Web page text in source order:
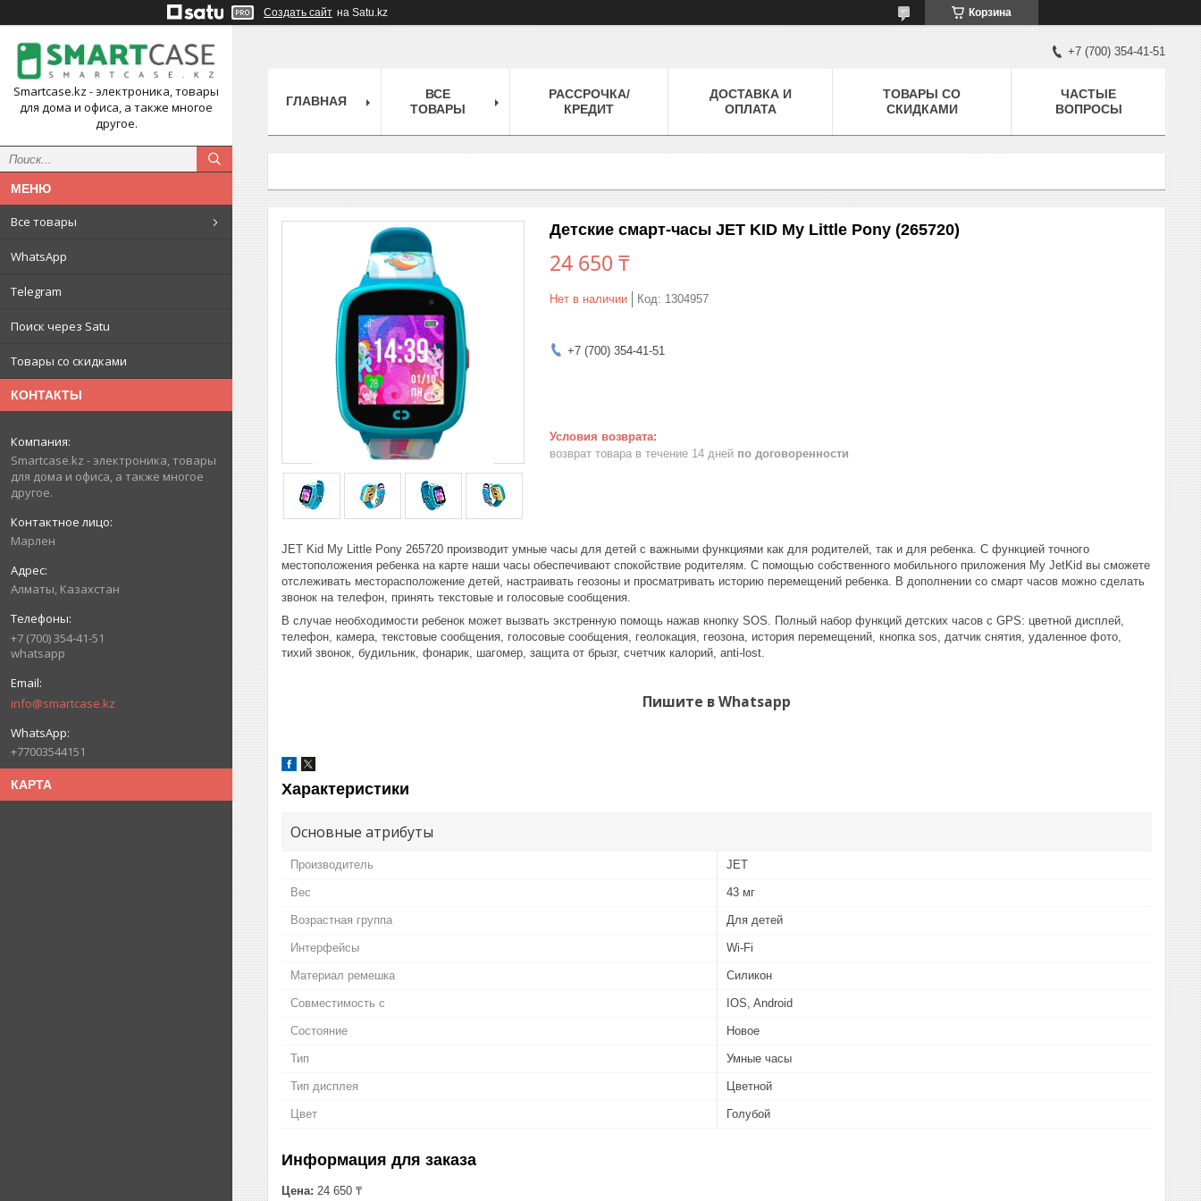
Создать сайт на Satu.kz Корзина
Smartcase.kz - электроника, товары
для дома и офиса, а также многое
другое.
Все товары
WhatsApp
Telegram
Поиск через Satu
Товары со скидками
КОНТАКТЫ
Smartcase.kz - электроника, товары
для дома и офиса, а также многое
другое.
Марлен
Алматы, Казахстан
+7 (700) 354-41-51
whatsapp
info@smartcase.kz
+77003544151
КАРТА
+7 (700) 354-41-51
ГЛАВНАЯ
ВСЕ
ТОВАРЫ
РАССРОЧКА/
КРЕДИТ
ДОСТАВКА И
ОПЛАТА
ТОВАРЫ СО
СКИДКАМИ
ЧАСТЫЕ
ВОПРОСЫ
Детские смарт-часы JET KID My Little Pony (265720)
24 650 ₸
Нет в наличии Код: 1304957
+7 (700) 354-41-51
возврат товара в течение 14 дней по договоренности
JET Kid My Little Pony 265720 производит умные часы для детей с важными функциями как для родителей, так и для ребенка. С функцией точного
местоположения ребенка на карте наши часы обеспечивают спокойствие родителям. С помощью собственного мобильного приложения My JetKid вы сможете
отслеживать месторасположение детей, настраивать геозоны и просматривать историю перемещений ребенка. В дополнении со смарт часов можно сделать
звонок на телефон, принять текстовые и голосовые сообщения.
В случае необходимости ребенок может вызвать экстренную помощь нажав кнопку SOS. Полный набор функций детских часов с GPS: цветной дисплей,
телефон, камера, текстовые сообщения, голосовые сообщения, геолокация, геозона, история перемещений, кнопка sos, датчик снятия, удаленное фото,
тихий звонок, будильник, фонарик, шагомер, защита от брызг, счетчик калорий, anti-lost.
Пишите в Whatsapp
Характеристики
Основные атрибуты
Производитель JET
Вес 43 мг
Возрастная группа Для детей
Интерфейсы Wi-Fi
Материал ремешка Силикон
Совместимость с IOS, Android
Состояние Новое
Тип Умные часы
Тип дисплея Цветной
Цвет Голубой
Информация для заказа
Цена: 24 650 ₸